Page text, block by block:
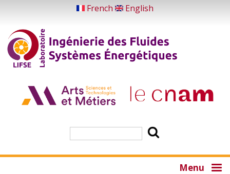
contenu
principal
French English
Menu